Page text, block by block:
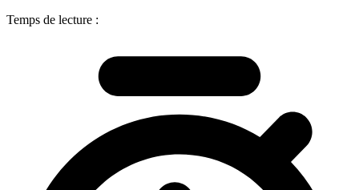
Temps de lecture :